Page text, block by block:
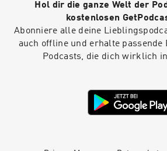
Hol dir die ganze Welt der
kostenlosen
Abonniere alle deine
auch offline und erhalte
Podcasts, die dich wirklich